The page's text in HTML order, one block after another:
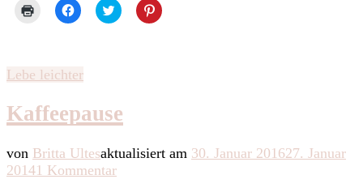
Klicken
zum
Fenster
geöffnet)
Klick,
um
(Wird
in
geöffnet)
Klick,
um
geöffnet)
Klick,
um
Lebe leichter
Kaffeepause
von Britta Ultesaktualisiert am 30. Januar 201627. Januar
20141 Kommentarzu